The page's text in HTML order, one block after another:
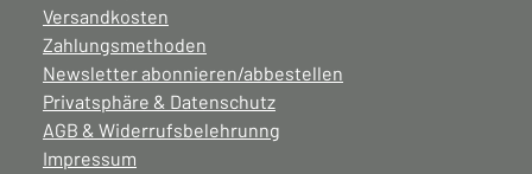
Versandkosten
Zahlungsmethoden
Newsletter abonnieren/abbestellen
Privatsphäre & Datenschutz
AGB & Widerrufsbelehrunng
Impressum